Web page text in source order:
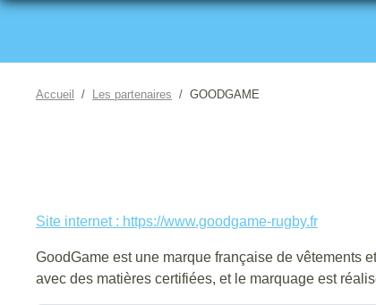
Accueil Les partenaires GOODGAME
Site internet : https://www.goodgame-rugby.fr
GoodGame est une marque française de vêtements
avec des matières certifiées, et le marquage est